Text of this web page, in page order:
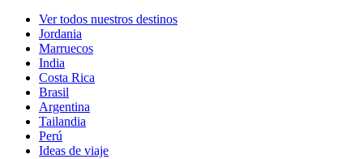
Ver todos nuestros destinos
Jordania
Marruecos
India
Costa Rica
Brasil
Argentina
Tailandia
Perú
Ideas de viaje